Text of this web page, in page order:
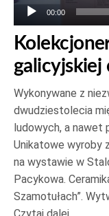
00:00
galicyjskiej
Wykonywane z
dwudziestolecia
ludowych, a
Unikatowe wyroby
na wystawie w
Pacykowa.
Szamotułach”.